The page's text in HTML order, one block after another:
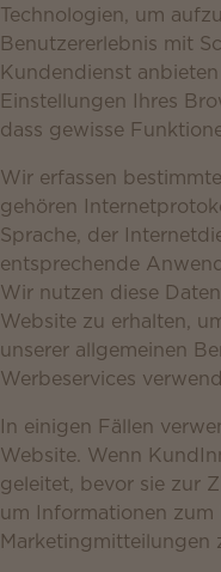
Technologien, um
Benutzererlebnis mit
Kundendienst
Einstellungen Ihres
dass gewisse
Wir erfassen
gehören
Sprache, der
entsprechende
Wir nutzen diese
Website zu erhalten,
unserer allgemeinen
Werbeservices
In einigen Fällen
Website. Wenn
geleitet, bevor sie zur
um Informationen zum
Marketingmitteilungen